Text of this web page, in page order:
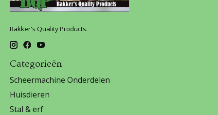
Bakker's Quality Products.
Categorieën
Scheermachine Onderdelen
Huisdieren
Stal & erf